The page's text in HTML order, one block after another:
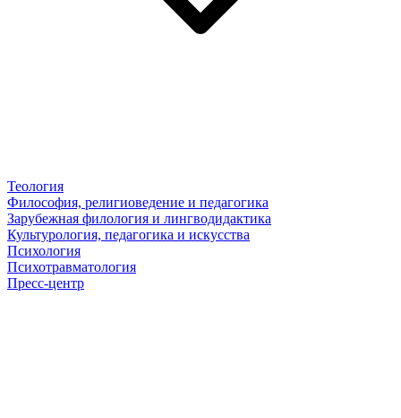
Теология
Философия, религиоведение и педагогика
Зарубежная филология и лингводидактика
Культурология, педагогика и искусства
Психология
Психотравматология
Пресс-центр